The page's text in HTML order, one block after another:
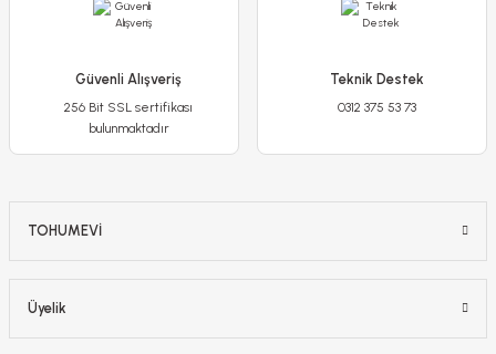
Buz mezem çiçeği Fidesi - Mesembryanthemum cordifolium (1 KASA /48
-%14
Güvenli Alışveriş
256 Bit SSL sertifikası
bulunmaktadır
Teknik Destek
0312 375 53 73
TOHUMEVİ
Üyelik